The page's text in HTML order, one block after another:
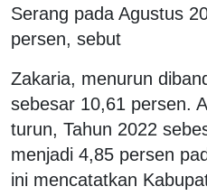
Serang pada Agustus
persen, sebut
Zakaria, menurun
sebesar 10,61 persen.
turun, Tahun 2022
menjadi 4,85 persen
ini mencatatkan